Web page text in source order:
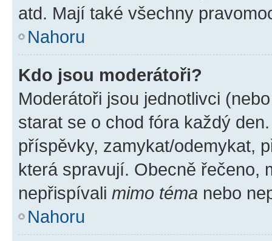
atd. Mají také všechny
Nahoru
Kdo jsou moderátoři?
Moderátoři jsou jednotlivci
starat se o chod fóra každý
příspěvky, zamykat/odemykat,
která spravují. Obecně řečeno,
nepřispívali mimo téma nebo
Nahoru